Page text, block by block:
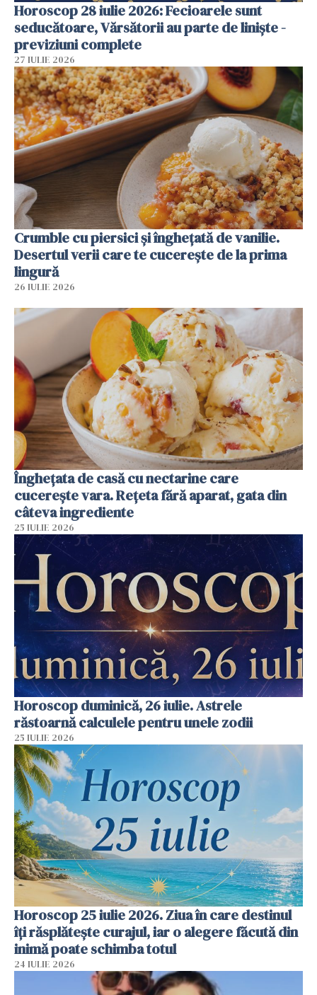
Horoscop 28 iulie 2026: Fecioarele sunt
seducătoare, Vărsătorii au parte de liniște -
previziuni complete
27 IULIE 2026
Crumble cu piersici și înghețată de vanilie.
Desertul verii care te cucerește de la prima
lingură
26 IULIE 2026
Înghețata de casă cu nectarine care
cucerește vara. Rețeta fără aparat, gata din
câteva ingrediente
25 IULIE 2026
Horoscop duminică, 26 iulie. Astrele
răstoarnă calculele pentru unele zodii
25 IULIE 2026
Horoscop 25 iulie 2026. Ziua în care destinul
îți răsplătește curajul, iar o alegere făcută din
inimă poate schimba totul
24 IULIE 2026